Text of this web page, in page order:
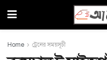
Home ট্রেনের সময়সূচী